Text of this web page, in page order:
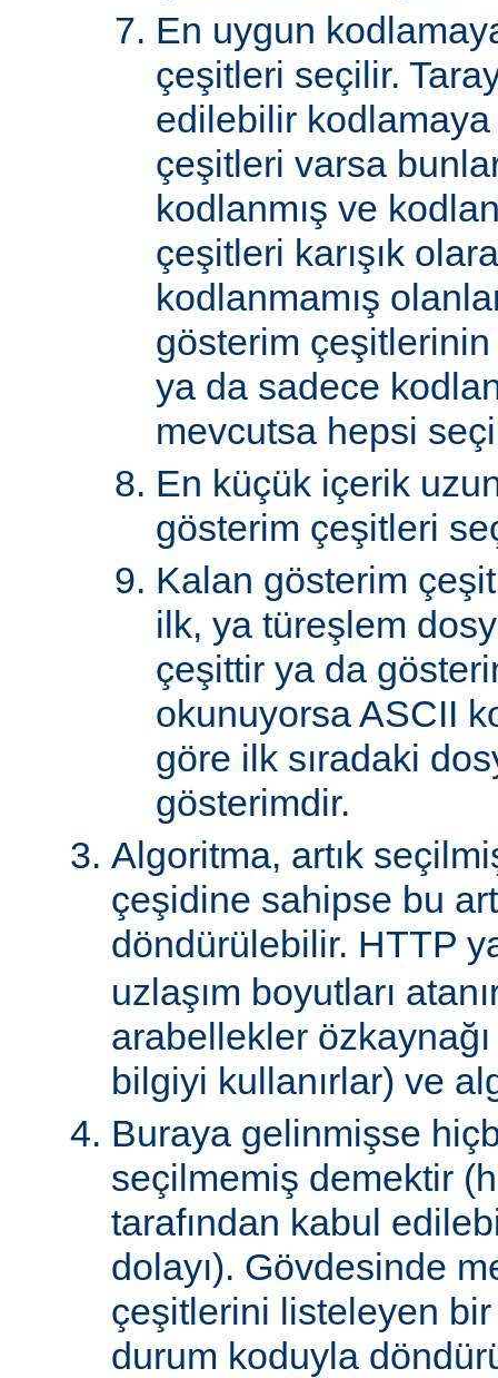
En uygun
çeşitleri seçilir.
edilebilir
çeşitleri varsa
kodlanmış ve
çeşitleri karışık
kodlanmamış
gösterim
ya da sadece
mevcutsa hepsi
En küçük içerik
gösterim çeşitleri
Kalan gösterim
ilk, ya türeşlem
çeşittir ya da
okunuyorsa ASCII
göre ilk sıradaki
gösterimdir.
Algoritma, artık
çeşidine sahipse bu
döndürülebilir. HTTP
uzlaşım boyutları
arabellekler
bilgiyi kullanırlar) ve
Buraya gelinmişse
seçilmemiş demektir
tarafından kabul
dolayı). Gövdesinde
çeşitlerini listeleyen
durum koduyla